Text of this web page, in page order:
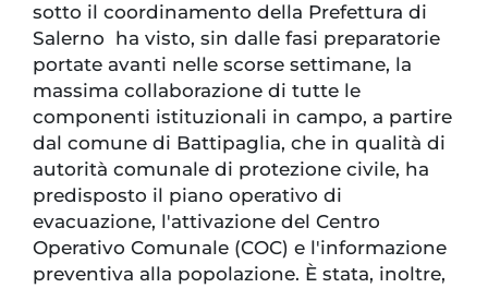
sotto il coordinamento della Prefettura di
Salerno ha visto, sin dalle fasi preparatorie
portate avanti nelle scorse settimane, la
massima collaborazione di tutte le
componenti istituzionali in campo, a partire
dal comune di Battipaglia, che in qualità di
autorità comunale di protezione civile, ha
predisposto il piano operativo di
evacuazione, l'attivazione del Centro
Operativo Comunale (COC) e l'informazione
preventiva alla popolazione. È stata, inoltre,